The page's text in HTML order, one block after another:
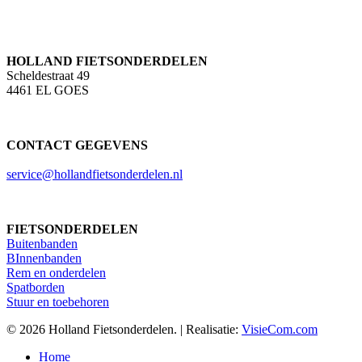
HOLLAND FIETSONDERDELEN
Scheldestraat 49
4461 EL GOES
CONTACT GEGEVENS
service@hollandfietsonderdelen.nl
FIETSONDERDELEN
Buitenbanden
BInnenbanden
Rem en onderdelen
Spatborden
Stuur en toebehoren
© 2026 Holland Fietsonderdelen. | Realisatie: VisieCom.com
Close
Home